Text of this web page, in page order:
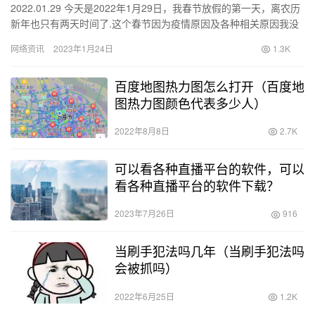
2022.01.29 今天是2022年1月29日，我春节放假的第一天，离农历
新年也只有两天时间了.这个春节因为疫情原因及各种相关原因我没
网络资讯 2023年1月24日 1.3K
百度地图热力图怎么打开（百度地
图热力图颜色代表多少人）
2022年8月8日 2.7K
可以看各种直播平台的软件，可以
看各种直播平台的软件下载？
2023年7月26日 916
当刷手犯法吗几年（当刷手犯法吗
会被抓吗）
2022年6月25日 1.2K